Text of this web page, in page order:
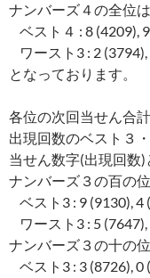
ナンバーズ４の全位
ベスト４ : 8 (4209),
ワースト3 : 2
となっております。
各位の次回当せん合
出現回数のベスト３
当せん数字(出現回数)
ナンバーズ３の百の
ベスト3 : 9 (9130), 4
ワースト3 : 5
ナンバーズ３の十の
ベスト3 : 3 (8726), 0